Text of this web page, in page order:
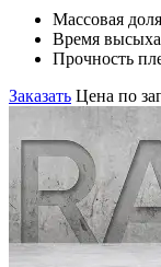
Массовая
Время
Прочность
Заказать Цена по